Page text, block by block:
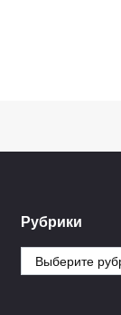
Рубрики
Рубрики